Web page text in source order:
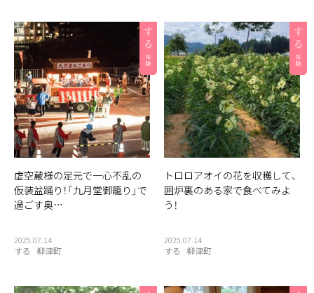
虚空蔵様の足元で一心不乱の
仮装盆踊り！「九月堂御籠り」で
過ごす奥…
2025.07.14
する 柳津町
トロロアオイの花を収穫して、
囲炉裏のある家で食べてみよ
う！
2025.07.14
する 柳津町